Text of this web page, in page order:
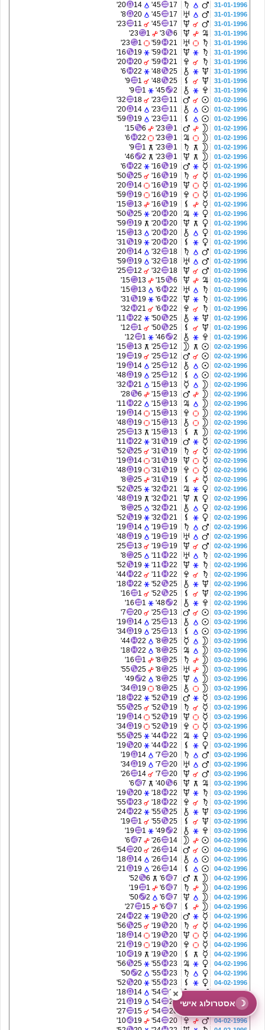
31-01-1996
17
45'
14
20'
31-01-1996
17
45'
20
8'
31-01-1996
17
45'
11
23'
31-01-1996
6
3'
1
23'
31-01-1996
21
59'
1
23'
31-01-1996
21
59'
19
16'
31-01-1996
21
59'
20
20'
31-01-1996
25
48'
22
6'
31-01-1996
25
48'
1
9'
31-01-1996
2
45'
1
9'
01-02-1996
11
23'
18
32'
01-02-1996
11
23'
14
20'
01-02-1996
11
23'
19
59'
01-02-1996
1
23'
6
15'
01-02-1996
1
23'
22
6'
01-02-1996
1
23'
1
9'
01-02-1996
1
23'
2
46'
01-02-1996
19
16'
22
6'
01-02-1996
19
16'
25
50'
01-02-1996
19
16'
14
20'
01-02-1996
19
16'
19
59'
01-02-1996
19
16'
13
15'
01-02-1996
20
20'
25
50'
01-02-1996
20
20'
19
59'
01-02-1996
20
20'
13
15'
01-02-1996
20
20'
19
31'
01-02-1996
18
32'
14
20'
01-02-1996
18
32'
19
59'
01-02-1996
18
32'
12
25'
01-02-1996
6
15'
13
15'
01-02-1996
22
6'
13
15'
01-02-1996
22
6'
19
31'
01-02-1996
22
6'
21
32'
01-02-1996
25
50'
22
11'
01-02-1996
25
50'
1
12'
01-02-1996
2
46'
1
12'
02-02-1996
12
25'
13
15'
02-02-1996
12
25'
19
19'
02-02-1996
12
25'
14
19'
02-02-1996
12
25'
19
48'
02-02-1996
13
15'
21
32'
02-02-1996
13
15'
6
28'
02-02-1996
13
15'
22
11'
02-02-1996
13
15'
14
19'
02-02-1996
13
15'
19
48'
02-02-1996
13
15'
13
25'
02-02-1996
19
31'
22
11'
02-02-1996
19
31'
25
52'
02-02-1996
19
31'
14
19'
02-02-1996
19
31'
19
48'
02-02-1996
19
31'
25
8'
02-02-1996
21
32'
25
52'
02-02-1996
21
32'
19
48'
02-02-1996
21
32'
25
8'
02-02-1996
21
32'
19
52'
02-02-1996
19
19'
14
19'
02-02-1996
19
19'
19
48'
02-02-1996
19
19'
13
25'
02-02-1996
22
11'
25
8'
02-02-1996
22
11'
19
52'
02-02-1996
22
11'
22
44'
02-02-1996
25
52'
22
18'
02-02-1996
25
52'
1
16'
02-02-1996
2
48'
1
16'
03-02-1996
13
25'
20
7'
03-02-1996
13
25'
14
19'
03-02-1996
13
25'
19
34'
03-02-1996
25
8'
22
44'
03-02-1996
25
8'
22
18'
03-02-1996
25
8'
1
16'
03-02-1996
25
8'
25
55'
03-02-1996
25
8'
2
49'
03-02-1996
25
8'
19
34'
03-02-1996
19
52'
22
18'
03-02-1996
19
52'
25
55'
03-02-1996
19
52'
14
19'
03-02-1996
19
52'
19
34'
03-02-1996
22
44'
25
55'
03-02-1996
22
44'
20
19'
03-02-1996
20
7'
14
19'
03-02-1996
20
7'
19
34'
03-02-1996
20
7'
14
26'
03-02-1996
6
40'
7
6'
03-02-1996
22
18'
20
19'
03-02-1996
22
18'
23
55'
03-02-1996
25
55'
22
24'
03-02-1996
25
55'
1
19'
03-02-1996
2
49'
1
19'
04-02-1996
14
26'
7
6'
04-02-1996
14
26'
20
54'
04-02-1996
14
26'
14
18'
04-02-1996
14
26'
19
21'
04-02-1996
7
6'
6
52'
04-02-1996
7
6'
1
19'
04-02-1996
7
6'
2
50'
04-02-1996
7
6'
15
27'
04-02-1996
20
19'
22
24'
04-02-1996
20
19'
25
56'
04-02-1996
20
19'
14
18'
04-02-1996
20
19'
19
21'
04-02-1996
20
19'
19
10'
04-02-1996
23
55'
25
56'
04-02-1996
23
55'
2
50'
04-02-1996
23
55'
20
52'
04-02-1996
20
54'
14
18'
04-02-1996
20
54'
19
21'
04-02-1996
20
54'
15
27'
04-02-1996
20
54'
19
10'
☽ אסטרולוג אישי